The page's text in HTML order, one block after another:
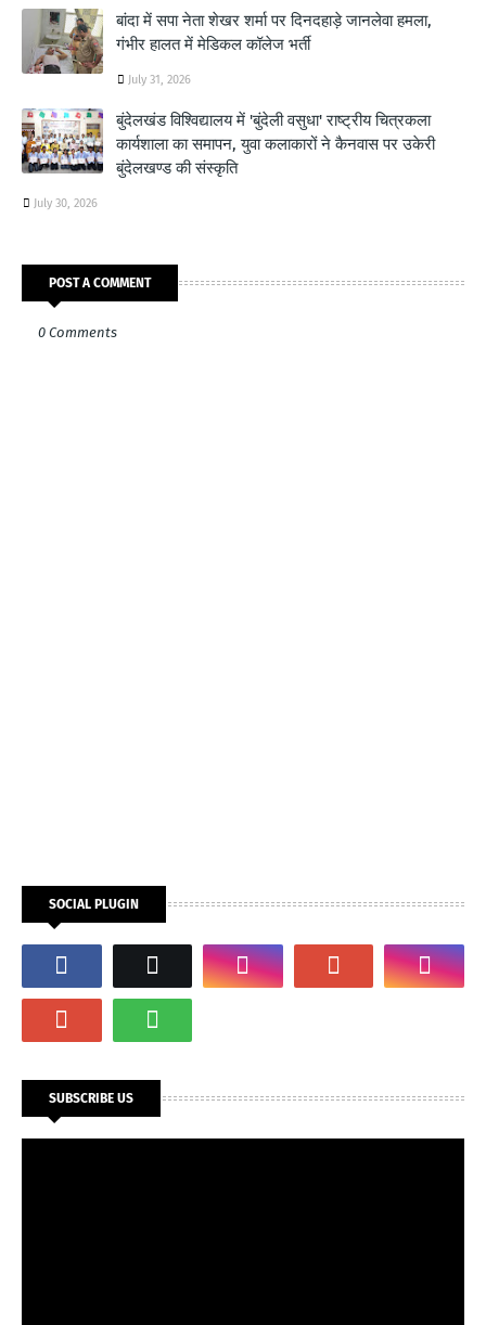
बांदा में सपा नेता शेखर शर्मा पर दिनदहाड़े जानलेवा हमला,
गंभीर हालत में मेडिकल कॉलेज भर्ती
July 31, 2026
बुंदेलखंड विश्विद्यालय में 'बुंदेली वसुधा' राष्ट्रीय चित्रकला
कार्यशाला का समापन, युवा कलाकारों ने कैनवास पर उकेरी
बुंदेलखण्ड की संस्कृति
July 30, 2026
POST A COMMENT
0 Comments
SOCIAL PLUGIN
SUBSCRIBE US